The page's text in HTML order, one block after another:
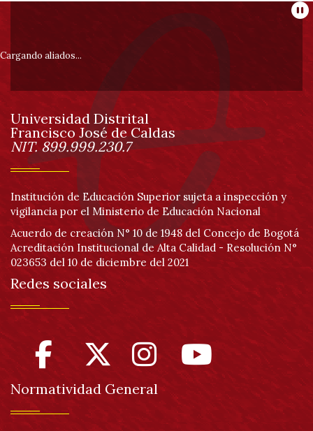
Información
pie
de
página
Cargando aliados...
Información
Universidad Distrital
Francisco José de Caldas
NIT. 899.999.230.7
Institución de Educación Superior sujeta a inspección y
vigilancia por el Ministerio de Educación Nacional
Acuerdo de creación N° 10 de 1948 del Concejo de Bogotá
Acreditación Institucional de Alta Calidad - Resolución N°
023653 del 10 de diciembre del 2021
Redes sociales
Normatividad General